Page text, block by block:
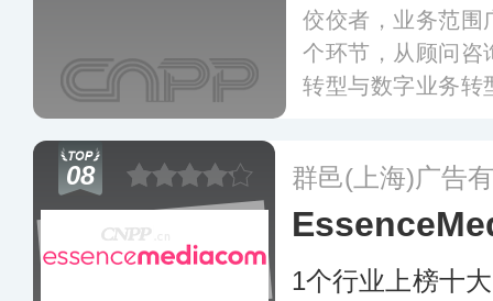
佼佼者，业务范围
个环节，从顾问咨
转型与数字业务转
更多
08 群邑(上海)广告
1个行业上榜十